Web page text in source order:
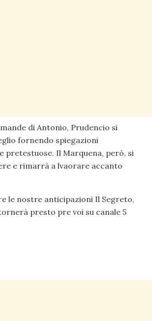
di Antonio, Prudencio si
fornendo spiegazioni
pretestuose. Il Marquena, però, si
e rimarrà a lvaorare accanto
le nostre anticipazioni Il Segreto,
presto pre voi su canale 5